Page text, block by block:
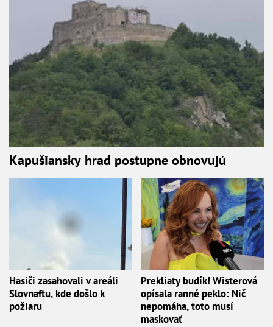
Kapušiansky hrad postupne obnovujú
Hasiči zasahovali v areáli
Slovnaftu, kde došlo k
požiaru
Prekliaty budík! Wisterová
opísala ranné peklo: Nič
nepomáha, toto musí
maskovať